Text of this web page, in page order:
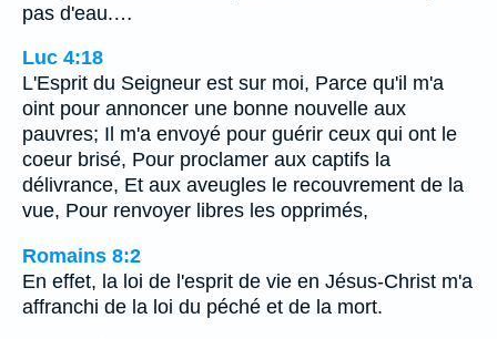
pas d'eau.…
Luc 4:18
L'Esprit du Seigneur est sur moi, Parce qu'il m'a
oint pour annoncer une bonne nouvelle aux
pauvres; Il m'a envoyé pour guérir ceux qui ont le
coeur brisé, Pour proclamer aux captifs la
délivrance, Et aux aveugles le recouvrement de la
vue, Pour renvoyer libres les opprimés,
Romains 8:2
En effet, la loi de l'esprit de vie en Jésus-Christ m'a
affranchi de la loi du péché et de la mort.